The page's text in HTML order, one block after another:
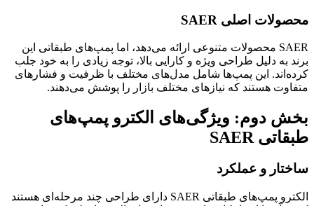
محصولات اصلی SAER
SAER محصولات متنوعی ارائه می‌دهد، اما پمپ‌های طبقاتی این
برند به دلیل طراحی ویژه و کارایی بالا، توجه زیادی را به خود جلب
کرده‌اند. این پمپ‌ها شامل مدل‌های مختلف با ظرفیت و فشارهای
متفاوت هستند که نیازهای مختلف بازار را پوشش می‌دهند.
بخش دوم: ویژگی‌های الکترو پمپ‌های
طبقاتی SAER
ساختار و عملکرد
الکترو پمپ‌های طبقاتی SAER دارای طراحی چند مرحله‌ای هستند